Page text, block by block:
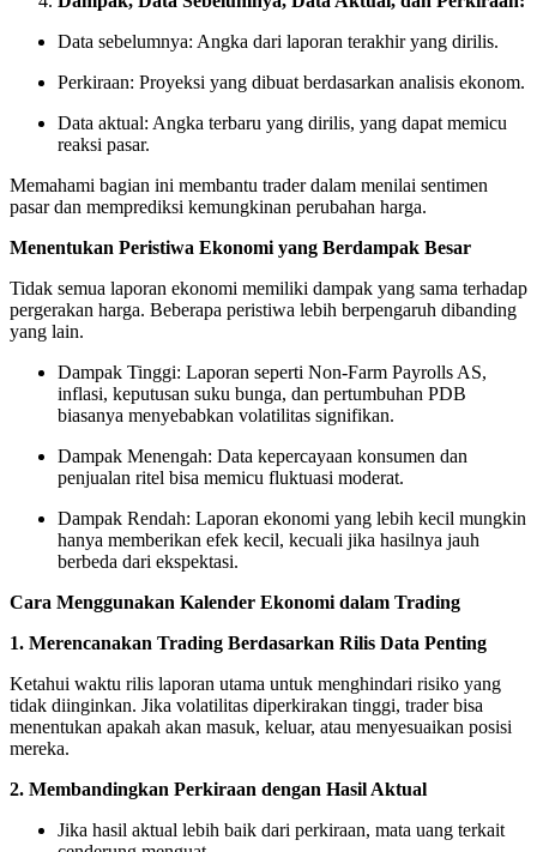
Data sebelumnya: Angka dari laporan terakhir yang dirilis.
Perkiraan: Proyeksi yang dibuat berdasarkan analisis ekonom.
Data aktual: Angka terbaru yang dirilis, yang dapat memicu
reaksi pasar.
Memahami bagian ini membantu trader dalam menilai sentimen
pasar dan memprediksi kemungkinan perubahan harga.
Menentukan Peristiwa Ekonomi yang Berdampak Besar
Tidak semua laporan ekonomi memiliki dampak yang sama terhadap
pergerakan harga. Beberapa peristiwa lebih berpengaruh dibanding
yang lain.
Dampak Tinggi: Laporan seperti Non-Farm Payrolls AS,
inflasi, keputusan suku bunga, dan pertumbuhan PDB
biasanya menyebabkan volatilitas signifikan.
Dampak Menengah: Data kepercayaan konsumen dan
penjualan ritel bisa memicu fluktuasi moderat.
Dampak Rendah: Laporan ekonomi yang lebih kecil mungkin
hanya memberikan efek kecil, kecuali jika hasilnya jauh
berbeda dari ekspektasi.
Cara Menggunakan Kalender Ekonomi dalam Trading
1. Merencanakan Trading Berdasarkan Rilis Data Penting
Ketahui waktu rilis laporan utama untuk menghindari risiko yang
tidak diinginkan. Jika volatilitas diperkirakan tinggi, trader bisa
menentukan apakah akan masuk, keluar, atau menyesuaikan posisi
mereka.
2. Membandingkan Perkiraan dengan Hasil Aktual
Jika hasil aktual lebih baik dari perkiraan, mata uang terkait